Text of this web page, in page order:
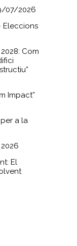
07/2026
Eleccions
Com
Impact”
a la
El